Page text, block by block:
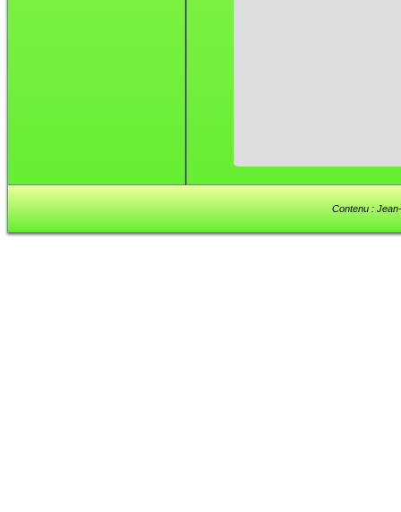
Contenu :